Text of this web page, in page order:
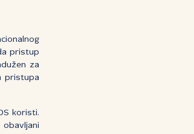
pristup
za
pristupa
koristi.
obavljani